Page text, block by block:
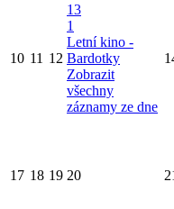
10 11 12
13
1
Letní kino -
Bardotky
Zobrazit
všechny
záznamy ze dne
17 18 19 20